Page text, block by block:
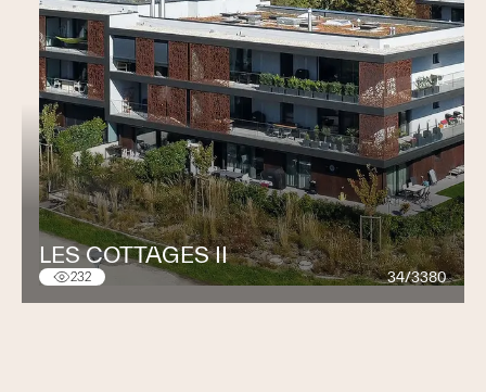
LES COTTAGES II
232 34/3380